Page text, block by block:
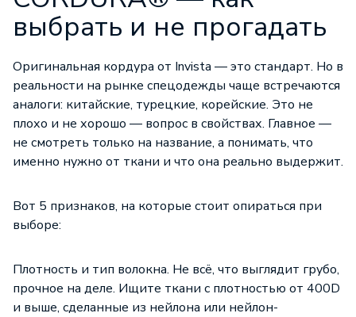
выбрать и не прогадать
Оригинальная кордура от Invista — это стандарт. Но в
реальности на рынке спецодежды чаще встречаются
аналоги: китайские, турецкие, корейские. Это не
плохо и не хорошо — вопрос в свойствах. Главное —
не смотреть только на название, а понимать, что
именно нужно от ткани и что она реально выдержит.
Вот 5 признаков, на которые стоит опираться при
выборе:
Плотность и тип волокна. Не всё, что выглядит грубо,
прочное на деле. Ищите ткани с плотностью от 400D
и выше, сделанные из нейлона или нейлон-